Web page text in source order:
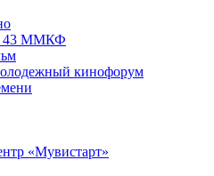
43 ММКФ
кинофорум
«Мувистарт»